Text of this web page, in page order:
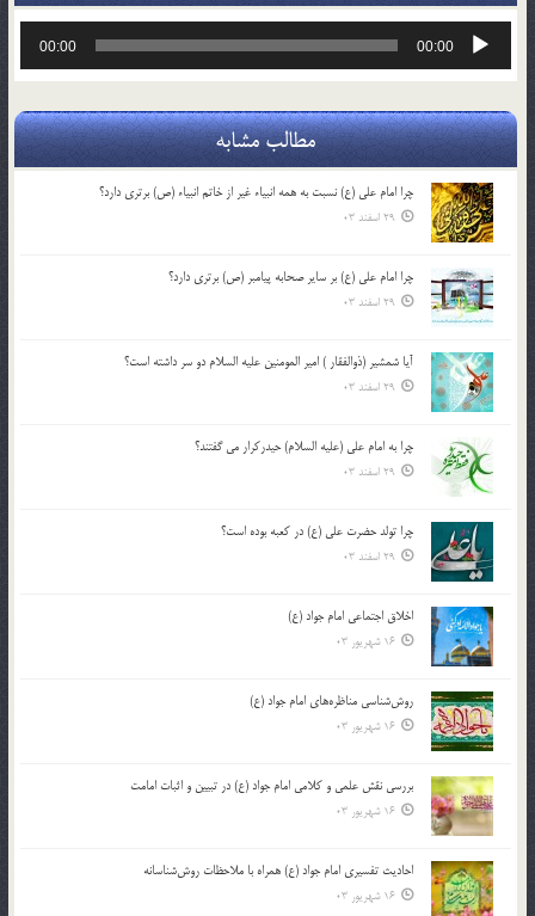
پخش‌کننده
00:00
00:00
مطالب مشابه
چرا امام علی (ع) نسبت به همه انبیاء غیر از خاتم انبیاء (ص) برتری دارد؟
29 اسفند 03
چرا امام علی (ع) بر سایر صحابه پیامبر (ص) برتری دارد؟
29 اسفند 03
آیا شمشیر (ذوالفقار ) امیر المومنین علیه السلام دو سر داشته است؟
29 اسفند 03
چرا به امام علی (علیه السلام) حیدرکرار می گفتند؟
29 اسفند 03
چرا تولد حضرت علی (ع) در کعبه بوده است؟
29 اسفند 03
اخلاق اجتماعی امام جواد (ع)
16 شهریور 03
روش‌شناسی مناظره‌های امام جواد (ع)
16 شهریور 03
بررسی نقش علمی و کلامی امام جواد (ع) در تبیین و اثبات امامت
16 شهریور 03
احادیث تفسیری امام جواد (ع) همراه با ملاحظات روش‌شناسانه
16 شهریور 03